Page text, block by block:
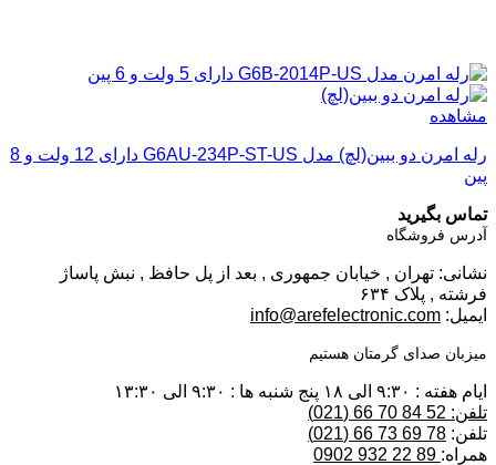
مشاهده
رله امرن دو ببین(لچ) مدل G6AU-234P-ST-US دارای 12 ولت و 8
پین
تماس بگیرید
آدرس فروشگاه
نشانی: تهران , خیابان جمهوری , بعد از پل حافظ , نبش پاساژ
فرشته , پلاک ۶۳۴
ایمیل: info@arefelectronic.com
میزبان صدای گرمتان هستیم
ایام هفته : ۹:۳۰ الی ۱۸ پنج شنبه ها : ۹:۳۰ الی ۱۳:۳۰
تلفن: 52 84 70 66 (021)
تلفن: 78 69 73 66 (021)
همراه: